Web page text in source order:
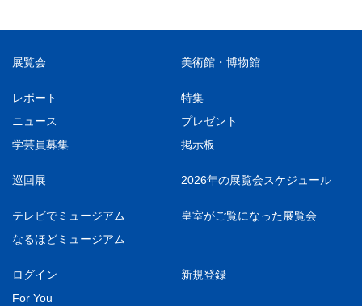
展覧会 美術館・博物館
レポート
特集
ニュース
プレゼント
学芸員募集
掲示板
巡回展 2026年の展覧会スケジュール
テレビでミュージアム
皇室がご覧になった展覧会
なるほどミュージアム
ログイン
新規登録
For You